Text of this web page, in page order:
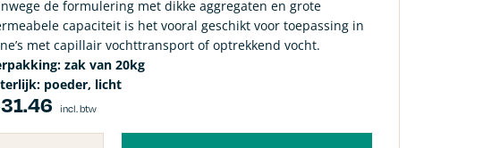
de formulering met dikke aggregaten en grote
capaciteit is het vooral geschikt voor toepassing in
met capillair vochttransport of optrekkend vocht.
zak van 20kg
poeder, licht
31.46 incl. btw